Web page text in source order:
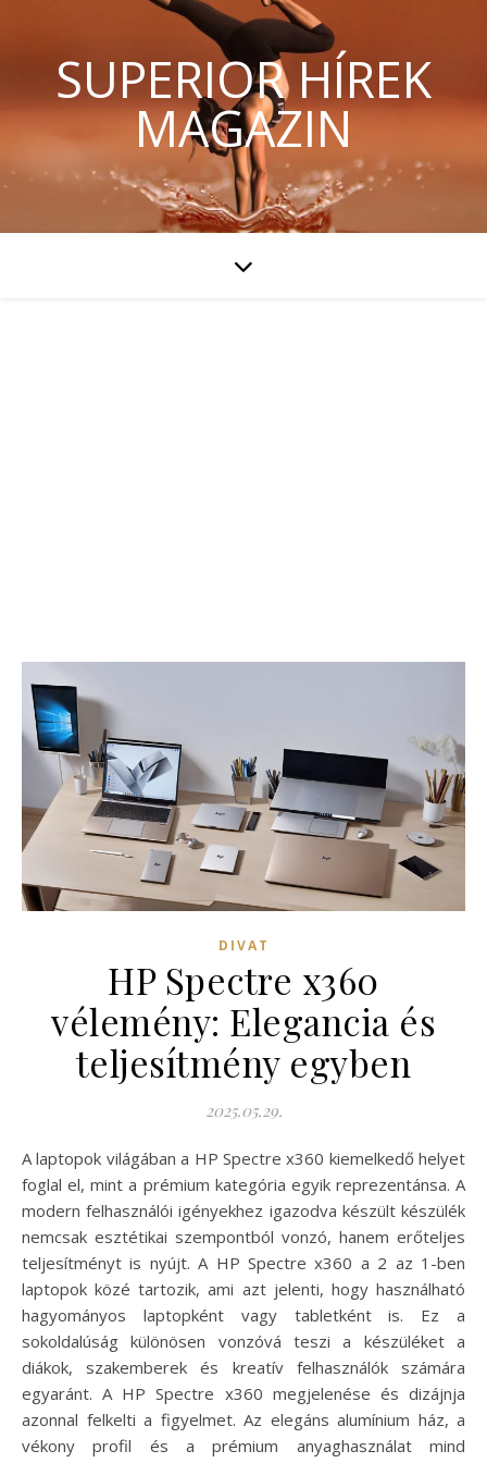
SUPERIOR HÍREK
MAGAZIN
DIVAT
HP Spectre x360
vélemény: Elegancia és
teljesítmény egyben
2025.05.29.
A laptopok világában a HP Spectre x360 kiemelkedő helyet
foglal el, mint a prémium kategória egyik reprezentánsa. A
modern felhasználói igényekhez igazodva készült készülék
nemcsak esztétikai szempontból vonzó, hanem erőteljes
teljesítményt is nyújt. A HP Spectre x360 a 2 az 1-ben
laptopok közé tartozik, ami azt jelenti, hogy használható
hagyományos laptopként vagy tabletként is. Ez a
sokoldalúság különösen vonzóvá teszi a készüléket a
diákok, szakemberek és kreatív felhasználók számára
egyaránt. A HP Spectre x360 megjelenése és dizájnja
azonnal felkelti a figyelmet. Az elegáns alumínium ház, a
vékony profil és a prémium anyaghasználat mind